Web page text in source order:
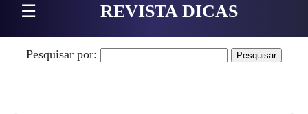
☰ REVISTA DICAS
Pesquisar por: